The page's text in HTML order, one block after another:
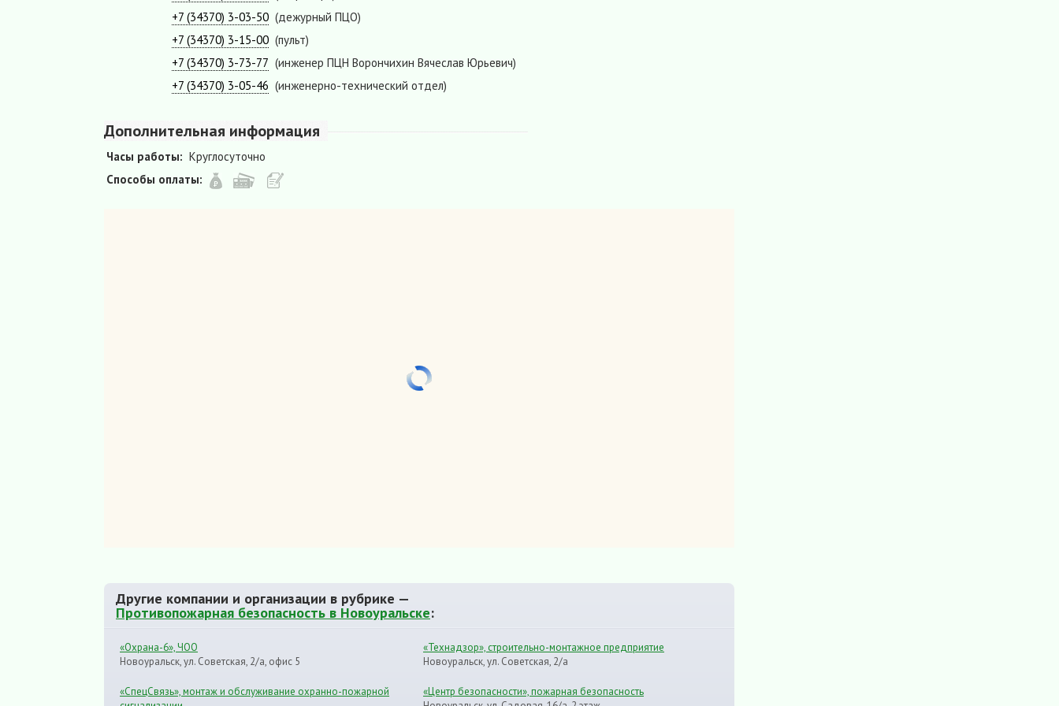
+7 (34370) 3-03-50 (дежурный ПЦО)
+7 (34370) 3-15-00 (пульт)
+7 (34370) 3-73-77 (инженер ПЦН Ворончихин Вячеслав Юрьевич)
+7 (34370) 3-05-46 (инженерно-технический отдел)
Дополнительная информация
Часы работы: Круглосуточно
Способы оплаты:
Другие компании и организации в рубрике —
Противопожарная безопасность в Новоуральске:
«Охрана-6», ЧОО
Новоуральск, ул. Советская, 2/а, офис 5
«Технадзор», строительно-монтажное предприятие
Новоуральск, ул. Советская, 2/а
«СпецСвязь», монтаж и обслуживание охранно-пожарной
«Центр безопасности», пожарная безопасность